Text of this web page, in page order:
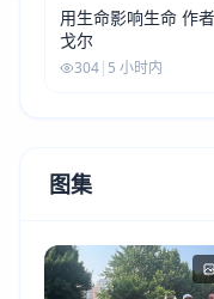
用生命影响生命 作
戈尔
304| 5 小时内
图集